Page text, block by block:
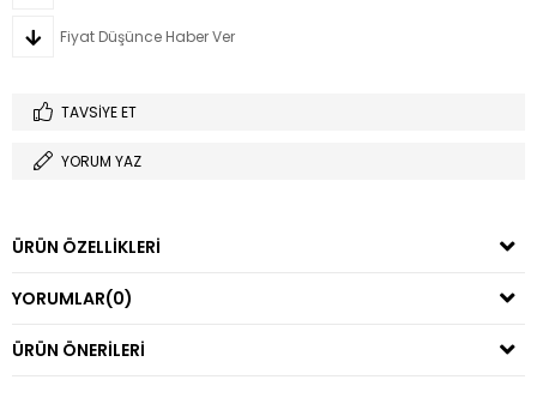
Fiyat Düşünce Haber Ver
TAVSIYE ET
YORUM YAZ
ÜRÜN ÖZELLIKLERI
YORUMLAR(0)
ÜRÜN ÖNERILERI